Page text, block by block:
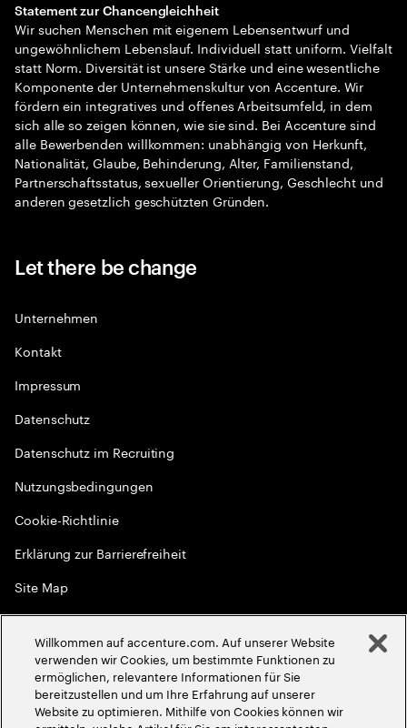
Statement zur Chancengleichheit
Wir suchen Menschen mit eigenem Lebensentwurf und
ungewöhnlichem Lebenslauf. Individuell statt uniform. Vielfalt
statt Norm. Diversität ist unsere Stärke und eine wesentliche
Komponente der Unternehmenskultur von Accenture. Wir
fördern ein integratives und offenes Arbeitsumfeld, in dem
sich alle so zeigen können, wie sie sind. Bei Accenture sind
alle Bewerbenden willkommen: unabhängig von Herkunft,
Nationalität, Glaube, Behinderung, Alter, Familienstand,
Partnerschaftsstatus, sexueller Orientierung, Geschlecht und
anderen gesetzlich geschützten Gründen.
Let there be change
Unternehmen
Kontakt
Impressum
Datenschutz
Datenschutz im Recruiting
Nutzungsbedingungen
Cookie-Richtlinie
Erklärung zur Barrierefreiheit
Site Map
Globale Meritokratie
2026Accenture. Alle Rechte vorbehalten
Willkommen auf accenture.com. Auf unserer Website
verwenden wir Cookies, um bestimmte Funktionen zu
ermöglichen, relevantere Informationen für Sie
bereitzustellen und um Ihre Erfahrung auf unserer
Website zu optimieren. Mithilfe von Cookies können wir